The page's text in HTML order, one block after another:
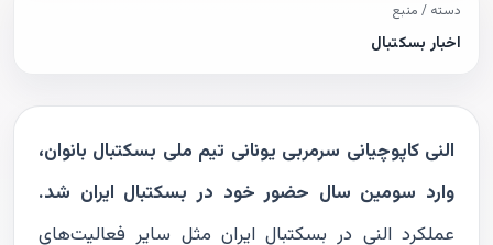
دسته / منبع
اخبار بسکتبال
النی کاپوچیانی سرمربی یونانی تیم ملی بسکتبال بانوان،
وارد سومین سال حضور خود در بسکتبال ایران شد.
عملکرد النی در بسکتبال ایران مثل سایر فعالیت‌های